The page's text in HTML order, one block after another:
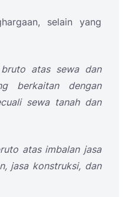
selain yang
atas sewa dan
berkaitan dengan
sewa tanah dan
atas imbalan jasa
jasa konstruksi, dan